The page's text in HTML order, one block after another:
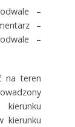
–
–
–
na teren
kierunku